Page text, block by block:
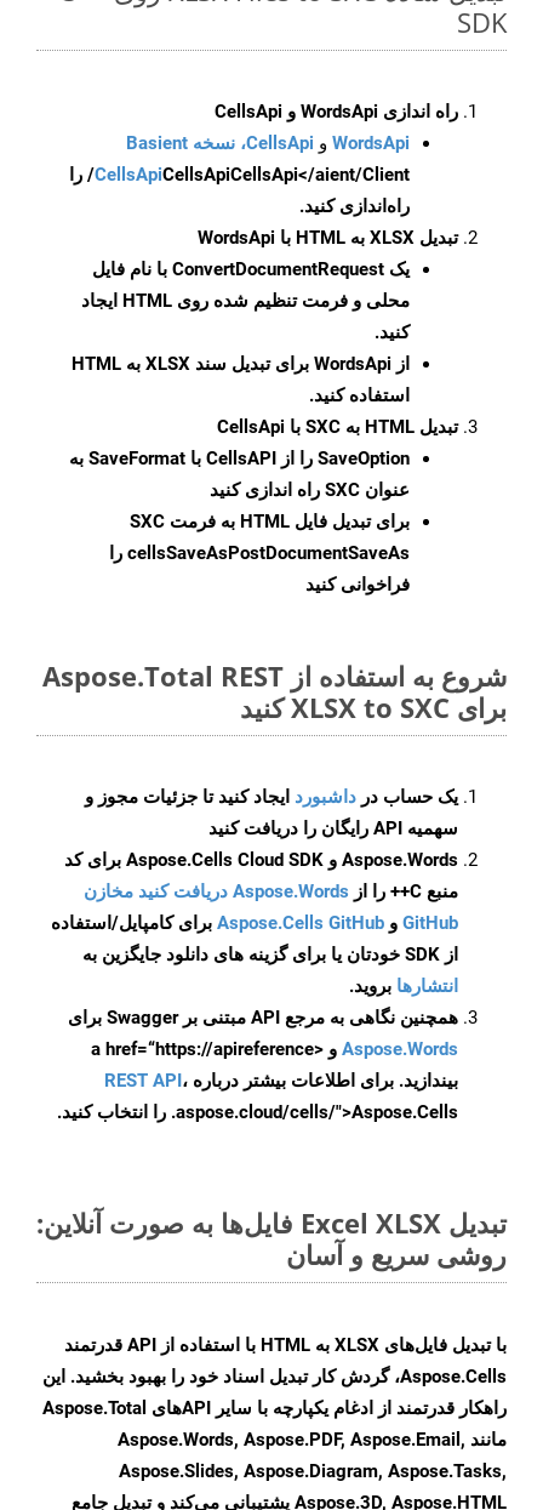
SDK
راه اندازی WordsApi و CellsApi
WordsApi و CellsApi، نسخه Basient
CellsApiCellsApi
CellsApi</aient/Client/ را
راه‌اندازی کنید.
تبدیل XLSX به HTML با WordsApi
یک ConvertDocumentRequest با نام فایل
محلی و فرمت تنظیم شده روی HTML ایجاد
کنید.
از WordsApi برای تبدیل سند XLSX به HTML
استفاده کنید.
تبدیل HTML به SXC با CellsApi
SaveOption
را از CellsAPI با SaveFormat به
عنوان SXC راه اندازی کنید
برای تبدیل فایل HTML به فرمت
SXC
cellsSaveAsPostDocumentSaveAs را
فراخوانی کنید
شروع به استفاده از Aspose.Total REST
برای XLSX to SXC کنید
یک حساب در داشبورد ایجاد کنید تا جزئیات مجوز و
سهمیه API رایگان را دریافت کنید
Aspose.Words و Aspose.Cells Cloud SDK برای کد
منبع C++ را از
Aspose.Words دریافت کنید مخازن
GitHub و Aspose.Cells GitHub برای کامپایل/استفاده
از SDK خودتان یا برای گزینه های دانلود جایگزین به
انتشارها بروید.
همچنین نگاهی به مرجع API مبتنی بر Swagger برای
Aspose.Words
و <a href=“https://apireference
بیندازید. برای اطلاعات بیشتر درباره REST API،
.aspose.cloud/cells/">Aspose.Cells را انتخاب کنید.
تبدیل Excel XLSX فایل‌ها به صورت آنلاین:
روشی سریع و آسان
با تبدیل فایل‌های XLSX به HTML با استفاده از API قدرتمند
Aspose.Cells، گردش کار تبدیل اسناد خود را بهبود بخشید. این
راهکار قدرتمند از ادغام یکپارچه با سایر APIهای Aspose.Total
مانند Aspose.Words, Aspose.PDF, Aspose.Email,
Aspose.Slides, Aspose.Diagram, Aspose.Tasks,
Aspose.3D, Aspose.HTML پشتیبانی می‌کند و تبدیل جامع